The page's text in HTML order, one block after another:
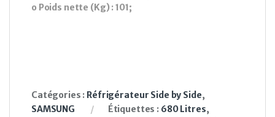
o Poids nette (Kg) : 101;
Catégories : Réfrigérateur Side by Side,
SAMSUNG
Étiquettes : 680 Litres,